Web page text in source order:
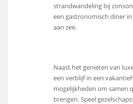
strandwandeling bij
een gastronomisch diner
aan zee.
Naast het genieten van
een verblijf in een
mogelijkheden om samen
brengen. Speel